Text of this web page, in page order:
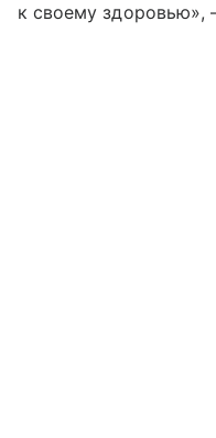
к своему здоровью»,